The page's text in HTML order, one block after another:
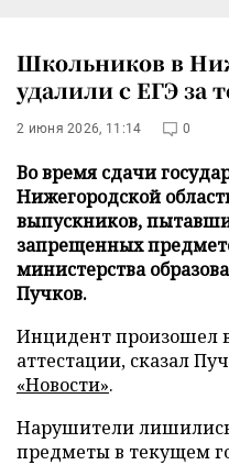
Школьников в
удалили с ЕГЭ за
2 июня 2026, 11:14 0
Во время сдачи
Нижегородской
выпускников,
запрещенных
министерства
Пучков.
Инцидент произошел
аттестации, сказал
«Новости».
Нарушители
предметы в текущем